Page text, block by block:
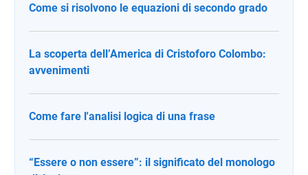
Come si risolvono le equazioni di secondo grado
La scoperta dell’America di Cristoforo Colombo:
avvenimenti
Come fare l'analisi logica di una frase
“Essere o non essere”: il significato del monologo